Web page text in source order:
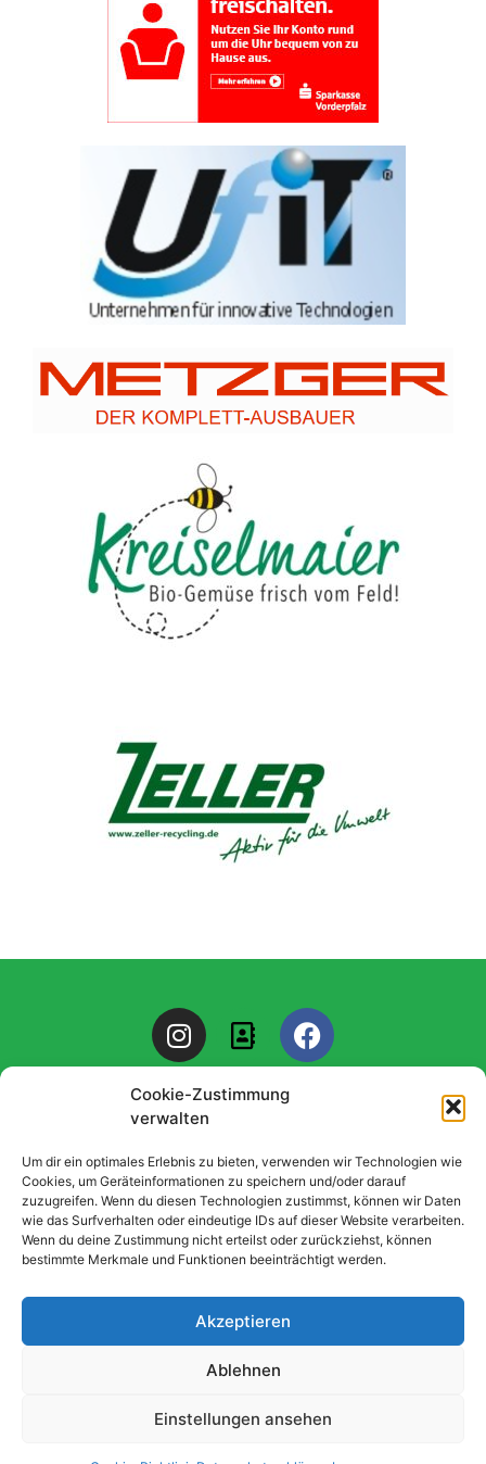
Cookie-Zustimmung
verwalten
Um dir ein optimales Erlebnis zu bieten, verwenden wir Technologien wie
Cookies, um Geräteinformationen zu speichern und/oder darauf
zuzugreifen. Wenn du diesen Technologien zustimmst, können wir Daten
wie das Surfverhalten oder eindeutige IDs auf dieser Website verarbeiten.
Wenn du deine Zustimmung nicht erteilst oder zurückziehst, können
bestimmte Merkmale und Funktionen beeinträchtigt werden.
Akzeptieren
Ablehnen
Einstellungen ansehen
I
n
s
t
a
g
r
a
m
A
d
d
r
s
s
-
b
o
o
k
F
a
c
o
o
k
Datenschutzerklärung
Impressum